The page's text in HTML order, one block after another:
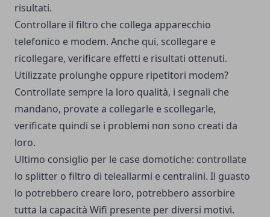
risultati.
Controllare il filtro che collega apparecchio
telefonico e modem. Anche qui, scollegare e
ricollegare, verificare effetti e risultati ottenuti.
Utilizzate prolunghe oppure ripetitori modem?
Controllate sempre la loro qualità, i segnali che
mandano, provate a collegarle e scollegarle,
verificate quindi se i problemi non sono creati da
loro.
Ultimo consiglio per le case domotiche: controllate
lo splitter o filtro di teleallarmi e centralini. Il guasto
lo potrebbero creare loro, potrebbero assorbire
tutta la capacità Wifi presente per diversi motivi.